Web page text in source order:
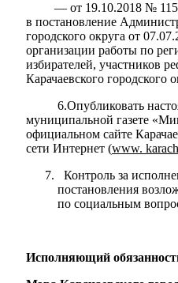
— от 19.10.2018 № 1150
в постановление
городского округа от
организации работы по
избирателей, участников
Карачаевского городского
6.Опубликовать
муниципальной газете
официальном сайте
сети Интернет (www.
Контроль за
постановления
по социальным
Исполняющий